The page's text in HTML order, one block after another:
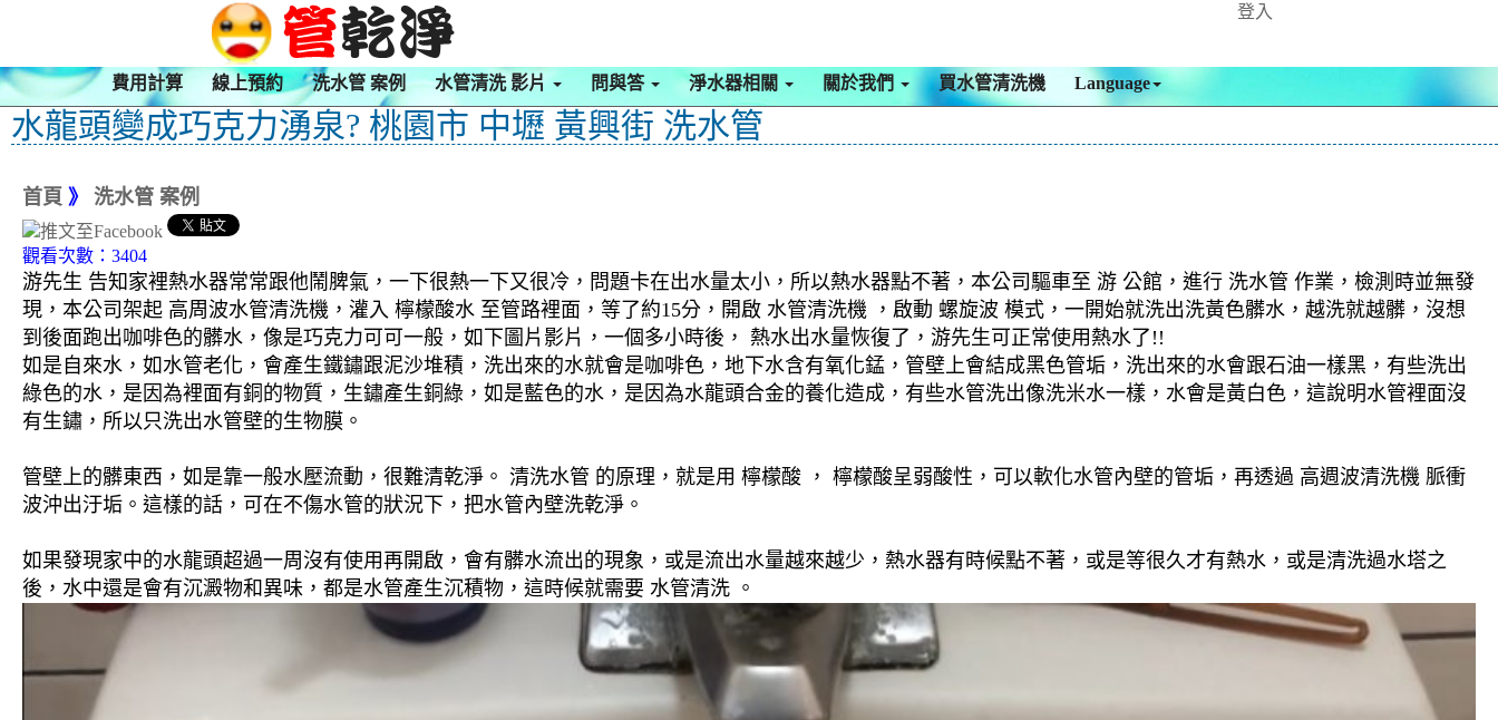
登入
費用計算 線上預約 洗水管 案例 水管清洗 影片 問與答 淨水器相關 關於我們 買水管清洗機 Language
水龍頭變成巧克力湧泉? 桃園市 中壢 黃興街 洗水管
首頁 》 洗水管 案例
觀看次數：3404
游先生 告知家裡熱水器常常跟他鬧脾氣，一下很熱一下又很冷，問題卡在出水量太小，所以熱水器點不著，本公司驅車至 游 公館，進行 洗水管 作業，檢測時並無發
現，本公司架起 高周波水管清洗機，灌入 檸檬酸水 至管路裡面，等了約15分，開啟 水管清洗機 ，啟動 螺旋波 模式，一開始就洗出洗黃色髒水，越洗就越髒，沒想
到後面跑出咖啡色的髒水，像是巧克力可可一般，如下圖片影片，一個多小時後， 熱水出水量恢復了，游先生可正常使用熱水了!!
如是自來水，如水管老化，會產生鐵鏽跟泥沙堆積，洗出來的水就會是咖啡色，地下水含有氧化錳，管壁上會結成黑色管垢，洗出來的水會跟石油一樣黑，有些洗出
綠色的水，是因為裡面有銅的物質，生鏽產生銅綠，如是藍色的水，是因為水龍頭合金的養化造成，有些水管洗出像洗米水一樣，水會是黃白色，這說明水管裡面沒
有生鏽，所以只洗出水管壁的生物膜。
管壁上的髒東西，如是靠一般水壓流動，很難清乾淨。 清洗水管 的原理，就是用 檸檬酸 ， 檸檬酸呈弱酸性，可以軟化水管內壁的管垢，再透過 高週波清洗機 脈衝
波沖出汙垢。這樣的話，可在不傷水管的狀況下，把水管內壁洗乾淨。
如果發現家中的水龍頭超過一周沒有使用再開啟，會有髒水流出的現象，或是流出水量越來越少，熱水器有時候點不著，或是等很久才有熱水，或是清洗過水塔之
後，水中還是會有沉澱物和異味，都是水管產生沉積物，這時候就需要 水管清洗 。